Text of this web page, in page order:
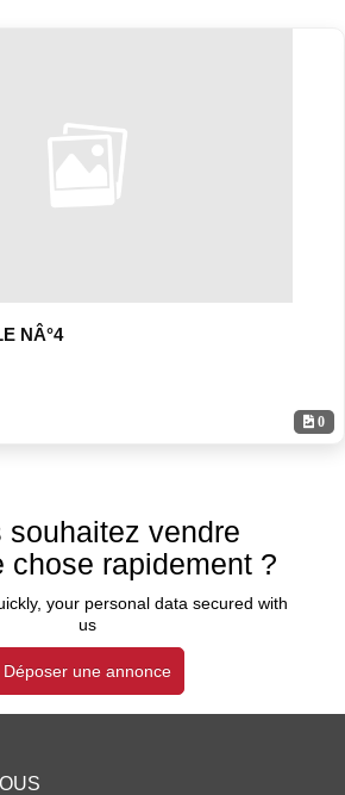
0
NÂ°4
souhaitez vendre
chose rapidement ?
your personal data secured with
us
Déposer une annonce